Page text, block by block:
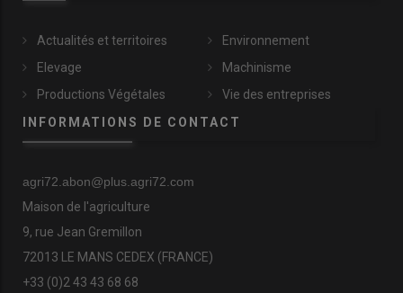
Actualités et territoires
Elevage
Productions Végétales
Environnement
Machinisme
Vie des entreprises
INFORMATIONS DE CONTACT
agri72.abon@plus.agri72.com
Maison de l'agriculture
9, rue Jean Gremillon
72013 LE MANS CEDEX (FRANCE)
+33 (0)2 43 43 68 68